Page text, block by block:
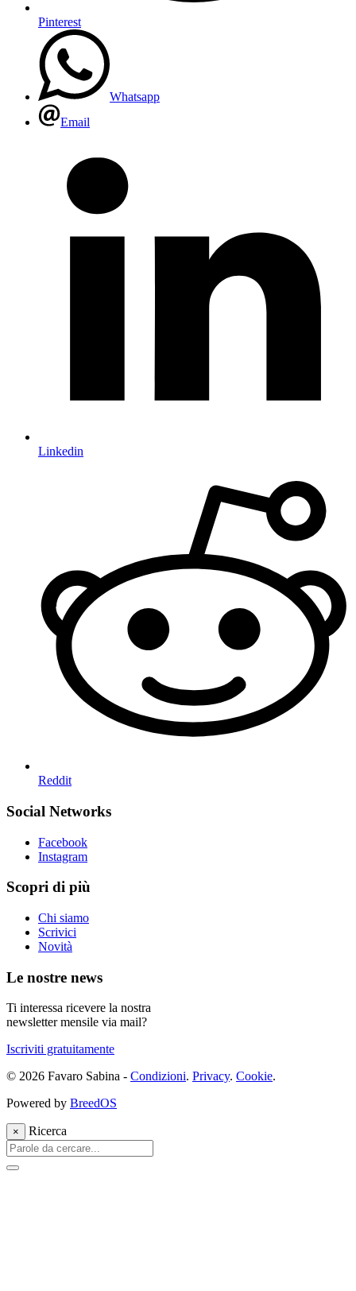
Pinterest
Whatsapp
Email
Linkedin
Reddit
Social Networks
Facebook
Instagram
Scopri di più
Chi siamo
Scrivici
Novità
Le nostre news
Ti interessa ricevere la nostra
newsletter mensile via mail?
Iscriviti gratuitamente
© 2026 Favaro Sabina - Condizioni. Privacy. Cookie.
Powered by BreedOS
× Ricerca